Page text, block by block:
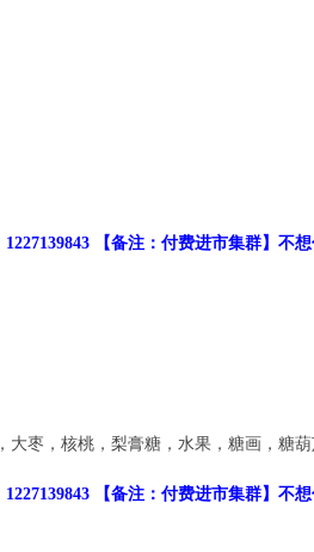
【备注：付费进市集群】不
枣，核桃，梨膏糖，水果，糖画，糖
【备注：付费进市集群】不